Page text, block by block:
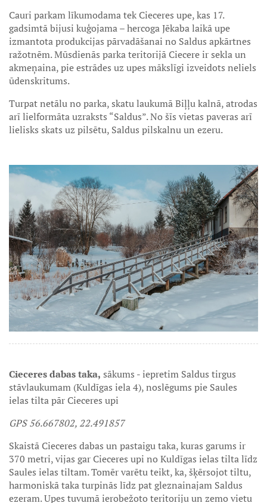
Cauri parkam līkumodama tek Cieceres upe, kas 17.
gadsimtā bijusi kuģojama – hercoga Jēkaba laikā upe
izmantota produkcijas pārvadāšanai no Saldus apkārtnes
ražotnēm. Mūsdienās parka teritorijā Ciecere ir sekla un
akmeņaina, pie estrādes uz upes mākslīgi izveidots neliels
ūdenskritums.
Turpat netālu no parka, skatu laukumā Biļļu kalnā, atrodas
arī lielformāta uzraksts “Saldus”. No šīs vietas paveras arī
lielisks skats uz pilsētu, Saldus pilskalnu un ezeru.
Cieceres dabas taka, sākums - iepretim Saldus tirgus
stāvlaukumam (Kuldīgas iela 4), noslēgums pie Saules
ielas tilta pār Cieceres upi
GPS 56.667802, 22.491857
Skaistā Cieceres dabas un pastaigu taka, kuras garums ir
370 metri, vijas gar Cieceres upi no Kuldīgas ielas tilta līdz
Saules ielas tiltam. Tomēr varētu teikt, ka, šķērsojot tiltu,
harmoniskā taka turpinās līdz pat gleznainajam Saldus
ezeram. Upes tuvumā ierobežoto teritoriju un zemo vietu